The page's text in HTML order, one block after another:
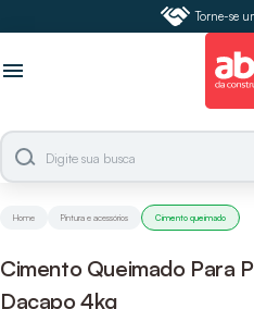
Torne-se
menu
Home Pintura e acessórios Cimento queimado
Cimento Queimado Para
Dacapo 4kg